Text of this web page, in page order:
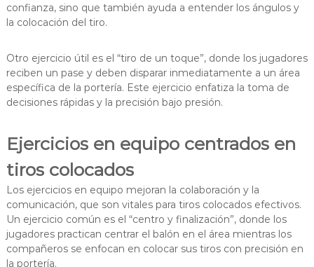
confianza, sino que también ayuda a entender los ángulos y
la colocación del tiro.
Otro ejercicio útil es el “tiro de un toque”, donde los jugadores
reciben un pase y deben disparar inmediatamente a un área
específica de la portería. Este ejercicio enfatiza la toma de
decisiones rápidas y la precisión bajo presión.
Ejercicios en equipo centrados en
tiros colocados
Los ejercicios en equipo mejoran la colaboración y la
comunicación, que son vitales para tiros colocados efectivos.
Un ejercicio común es el “centro y finalización”, donde los
jugadores practican centrar el balón en el área mientras los
compañeros se enfocan en colocar sus tiros con precisión en
la portería.